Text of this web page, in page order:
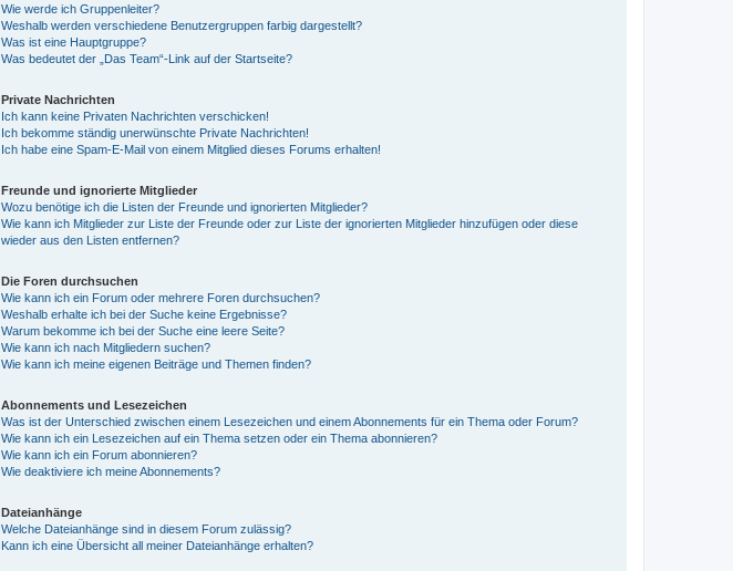
Wie werde ich Gruppenleiter?
Weshalb werden verschiedene Benutzergruppen farbig dargestellt?
Was ist eine Hauptgruppe?
Was bedeutet der „Das Team“-Link auf der Startseite?
Private Nachrichten
Ich kann keine Privaten Nachrichten verschicken!
Ich bekomme ständig unerwünschte Private Nachrichten!
Ich habe eine Spam-E-Mail von einem Mitglied dieses Forums erhalten!
Freunde und ignorierte Mitglieder
Wozu benötige ich die Listen der Freunde und ignorierten Mitglieder?
Wie kann ich Mitglieder zur Liste der Freunde oder zur Liste der ignorierten Mitglieder hinzufügen oder diese
wieder aus den Listen entfernen?
Die Foren durchsuchen
Wie kann ich ein Forum oder mehrere Foren durchsuchen?
Weshalb erhalte ich bei der Suche keine Ergebnisse?
Warum bekomme ich bei der Suche eine leere Seite?
Wie kann ich nach Mitgliedern suchen?
Wie kann ich meine eigenen Beiträge und Themen finden?
Abonnements und Lesezeichen
Was ist der Unterschied zwischen einem Lesezeichen und einem Abonnements für ein Thema oder Forum?
Wie kann ich ein Lesezeichen auf ein Thema setzen oder ein Thema abonnieren?
Wie kann ich ein Forum abonnieren?
Wie deaktiviere ich meine Abonnements?
Dateianhänge
Welche Dateianhänge sind in diesem Forum zulässig?
Kann ich eine Übersicht all meiner Dateianhänge erhalten?